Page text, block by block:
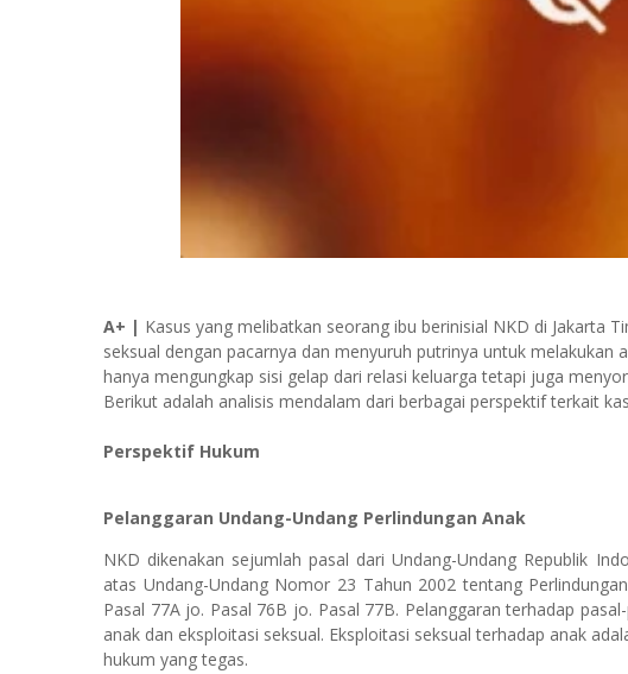
A+ | Kasus yang melibatkan seorang ibu berinisial NKD di Jakarta
seksual dengan pacarnya dan menyuruh putrinya untuk melakukan
hanya mengungkap sisi gelap dari relasi keluarga tetapi juga
Berikut adalah analisis mendalam dari berbagai perspektif terkait
Perspektif Hukum
Pelanggaran Undang-Undang Perlindungan Anak
NKD dikenakan sejumlah pasal dari Undang-Undang Republik
atas Undang-Undang Nomor 23 Tahun 2002 tentang
Pasal 77A jo. Pasal 76B jo. Pasal 77B. Pelanggaran terhadap
anak dan eksploitasi seksual. Eksploitasi seksual terhadap anak
hukum yang tegas.